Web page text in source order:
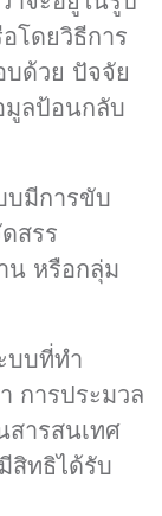
โดยวิธีการ
บด้วย ปัจจัย
มูลป้อนกลับ
บมีการขับ
สรร
น หรือกลุ่ม
บบที่ทำ
การประมวล
สารสนเทศ
สิทธิได้รับ